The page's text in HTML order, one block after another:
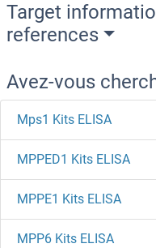
Target
references
Avez-vous
Mps1 Kits ELISA
MPPED1 Kits ELISA
MPPE1 Kits ELISA
MPP6 Kits ELISA